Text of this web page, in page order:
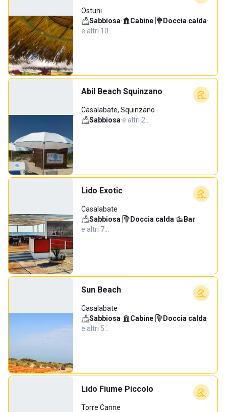
Ostuni
Sabbiosa· Cabine· Doccia calda·
e altri 10…
Abil Beach Squinzano
Casalabate, Squinzano
Sabbiosa·e altri 2…
Lido Exotic
Casalabate
Sabbiosa· Doccia calda· Bar·
e altri 7…
Sun Beach
Casalabate
Sabbiosa· Cabine· Doccia calda·
e altri 5…
Lido Fiume Piccolo
Torre Canne